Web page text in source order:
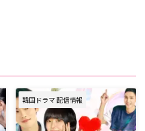
韓国ドラマ 配信情報